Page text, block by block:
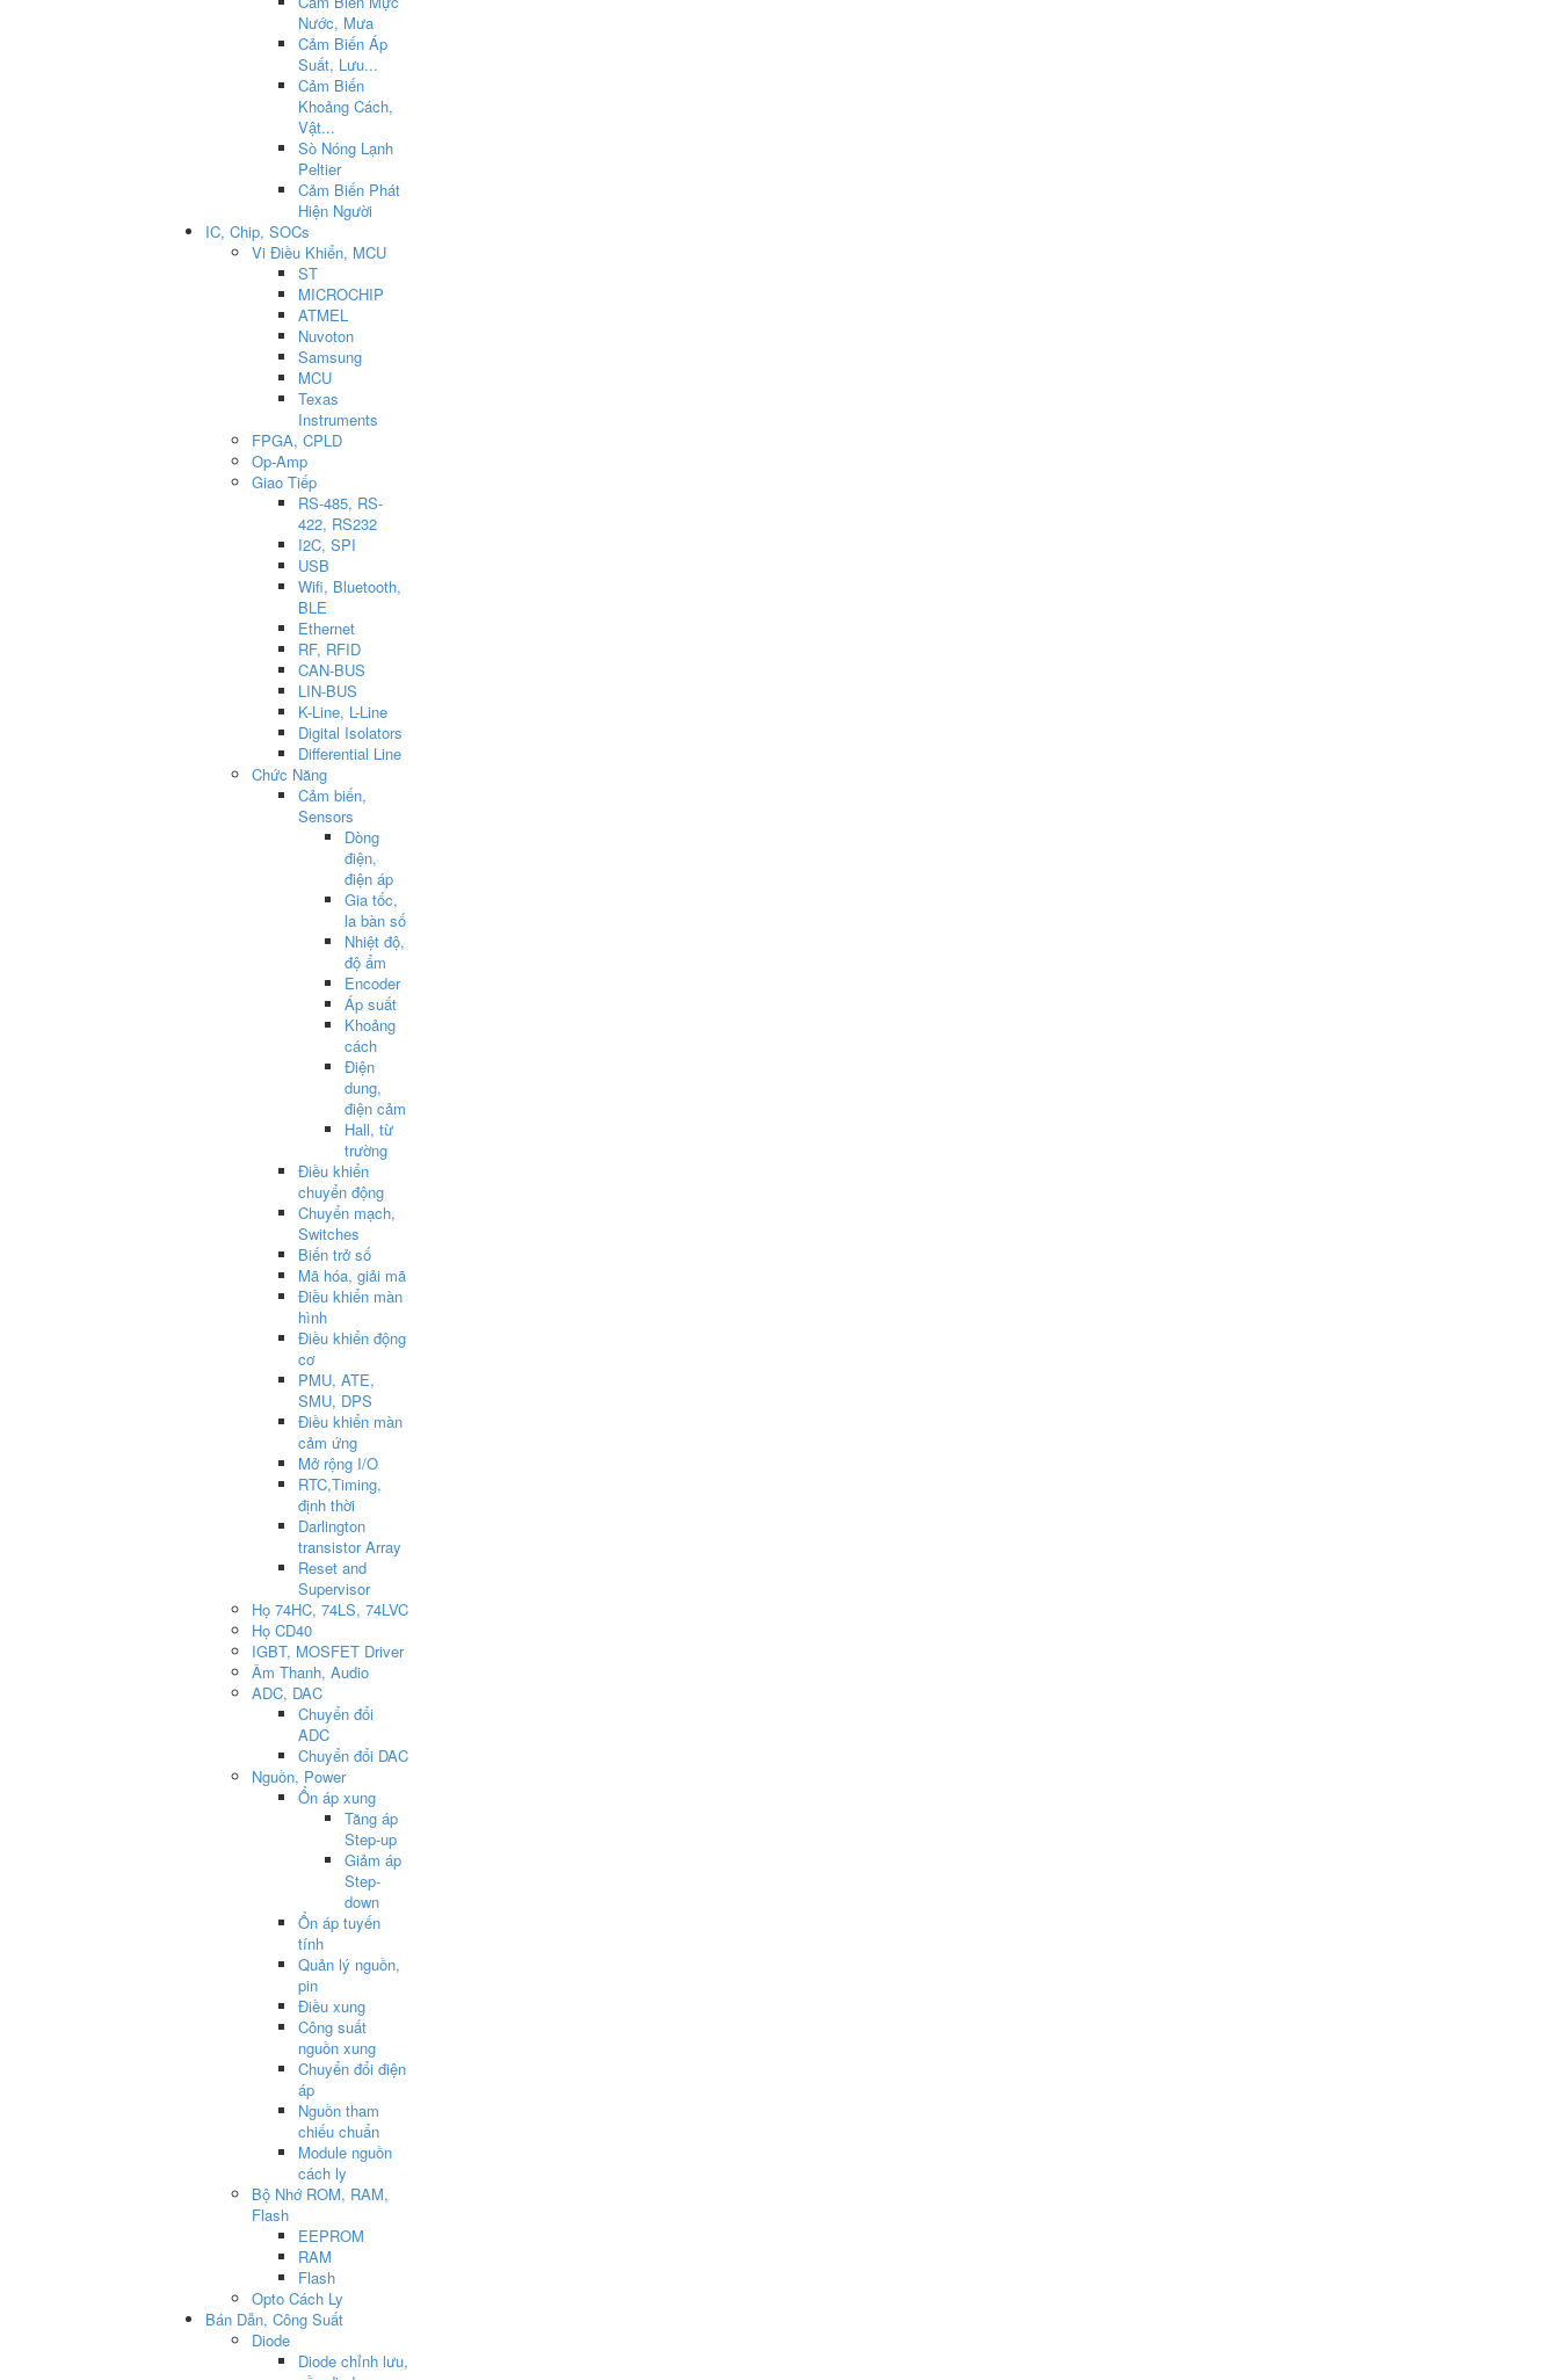
Nước, Mưa
Cảm Biến Áp
Suất, Lưu...
Cảm Biến
Khoảng Cách,
Vật...
Sò Nóng Lạnh
Peltier
Cảm Biến Phát
Hiện Người
IC, Chip, SOCs
Vi Điều Khiển, MCU
ST
MICROCHIP
ATMEL
Nuvoton
Samsung
MCU
Texas
Instruments
FPGA, CPLD
Op-Amp
Giao Tiếp
RS-485, RS-
422, RS232
I2C, SPI
USB
Wifi, Bluetooth,
BLE
Ethernet
RF, RFID
CAN-BUS
LIN-BUS
K-Line, L-Line
Digital Isolators
Differential Line
Chức Năng
Cảm biến,
Sensors
Dòng
điện,
điện áp
Gia tốc,
la bàn số
Nhiệt độ,
độ ẩm
Encoder
Áp suất
Khoảng
cách
Điện
dung,
điện cảm
Hall, từ
trường
Điều khiển
chuyển động
Chuyển mạch,
Switches
Biến trở số
Mã hóa, giải mã
Điều khiển màn
hình
Điều khiển động
cơ
PMU, ATE,
SMU, DPS
Điều khiển màn
cảm ứng
Mở rộng I/O
RTC,Timing,
định thời
Darlington
transistor Array
Reset and
Supervisor
Họ 74HC, 74LS, 74LVC
Họ CD40
IGBT, MOSFET Driver
Âm Thanh, Audio
ADC, DAC
Chuyển đổi
ADC
Chuyển đổi DAC
Nguồn, Power
Ổn áp xung
Tăng áp
Step-up
Giảm áp
Step-
down
Ổn áp tuyến
tính
Quản lý nguồn,
pin
Điều xung
Công suất
nguồn xung
Chuyển đổi điện
áp
Nguồn tham
chiếu chuẩn
Module nguồn
cách ly
Bộ Nhớ ROM, RAM,
Flash
EEPROM
RAM
Flash
Opto Cách Ly
Bán Dẫn, Công Suất
Diode
Diode chỉnh lưu,